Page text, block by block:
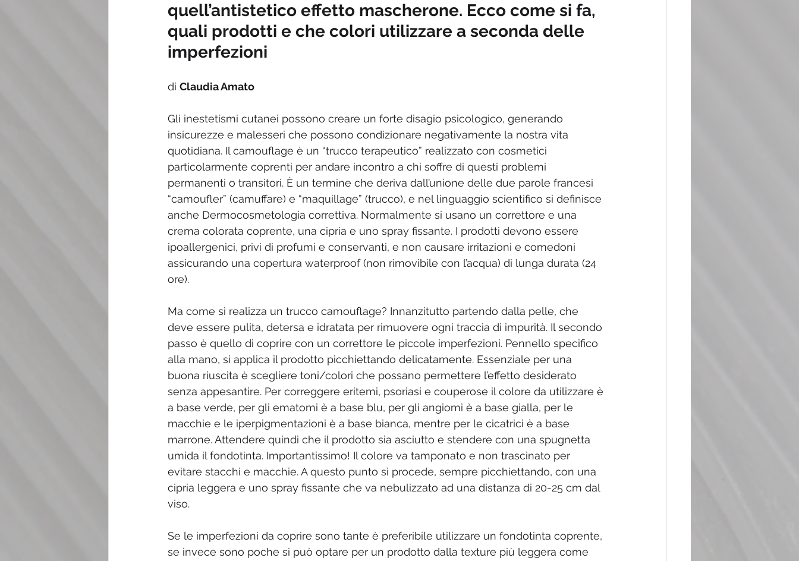
quell’antistetico effetto mascherone. Ecco come si fa,
quali prodotti e che colori utilizzare a seconda delle
imperfezioni
di Claudia Amato
Gli inestetismi cutanei possono creare un forte disagio psicologico, generando
insicurezze e malesseri che possono condizionare negativamente la nostra vita
quotidiana. Il camouflage è un “trucco terapeutico” realizzato con cosmetici
particolarmente coprenti per andare incontro a chi soffre di questi problemi
permanenti o transitori. È un termine che deriva dall’unione delle due parole francesi
“camoufler” (camuffare) e “maquillage” (trucco), e nel linguaggio scientifico si definisce
anche Dermocosmetologia correttiva. Normalmente si usano un correttore e una
crema colorata coprente, una cipria e uno spray fissante. I prodotti devono essere
ipoallergenici, privi di profumi e conservanti, e non causare irritazioni e comedoni
assicurando una copertura waterproof (non rimovibile con l’acqua) di lunga durata (24
ore).
Ma come si realizza un trucco camouflage? Innanzitutto partendo dalla pelle, che
deve essere pulita, detersa e idratata per rimuovere ogni traccia di impurità. Il secondo
passo è quello di coprire con un correttore le piccole imperfezioni. Pennello specifico
alla mano, si applica il prodotto picchiettando delicatamente. Essenziale per una
buona riuscita è scegliere toni/colori che possano permettere l’effetto desiderato
senza appesantire. Per correggere eritemi, psoriasi e couperose il colore da utilizzare è
a base verde, per gli ematomi è a base blu, per gli angiomi è a base gialla, per le
macchie e le iperpigmentazioni è a base bianca, mentre per le cicatrici è a base
marrone. Attendere quindi che il prodotto sia asciutto e stendere con una spugnetta
umida il fondotinta. Importantissimo! Il colore va tamponato e non trascinato per
evitare stacchi e macchie. A questo punto si procede, sempre picchiettando, con una
cipria leggera e uno spray fissante che va nebulizzato ad una distanza di 20-25 cm dal
viso.
Se le imperfezioni da coprire sono tante è preferibile utilizzare un fondotinta coprente,
se invece sono poche si può optare per un prodotto dalla texture più leggera come